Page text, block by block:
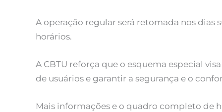
A operação regular será retomada nos
horários.
A CBTU reforça que o esquema especial
de usuários e garantir a segurança e o
Mais informações e o quadro completo de